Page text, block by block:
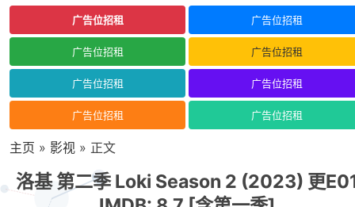
广告位招租 广告位招租
广告位招租 广告位招租
广告位招租 广告位招租
广告位招租 广告位招租
主页 » 影视 » 正文
洛基 第二季 Loki Season 2 (2023) 更